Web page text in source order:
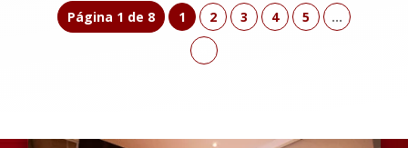
Página 1 de 8 1 2 3 4 5
...